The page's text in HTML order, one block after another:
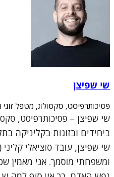
שי שפיצן
פסיכותרפיסט, סקסולוג, מטפל זוגי
ביחידים ובזוגות בקליניקה
ומשפחתי מוסמך. אני מאמין